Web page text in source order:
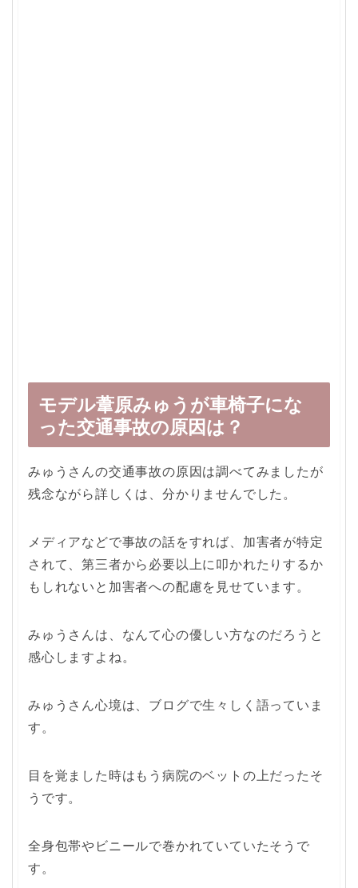
モデル葦原みゅうが車椅子にな
った交通事故の原因は？
みゅうさんの交通事故の原因は調べてみましたが
残念ながら詳しくは、分かりませんでした。
メディアなどで事故の話をすれば、加害者が特定
されて、第三者から必要以上に叩かれたりするか
もしれないと加害者への配慮を見せています。
みゅうさんは、なんて心の優しい方なのだろうと
感心しますよね。
みゅうさん心境は、ブログで生々しく語っていま
す。
目を覚ました時はもう病院のベットの上だったそ
うです。
全身包帯やビニールで巻かれていていたそうで
す。